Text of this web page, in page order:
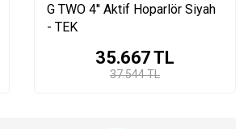
G TWO 4'' Aktif Hoparlör Siyah
- TEK
37.544 TL
35.667TL